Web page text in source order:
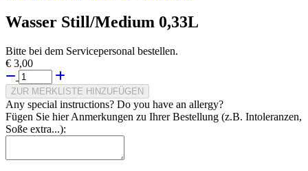
Wasser Still/Medium 0,33L
Bitte bei dem Servicepersonal bestellen.
€ 3,00
ZUR MERKLISTE HINZUFÜGEN
Any special instructions? Do you have an allergy?
Fügen Sie hier Anmerkungen zu Ihrer Bestellung (z.B. Intoleranzen,
Soße extra...):